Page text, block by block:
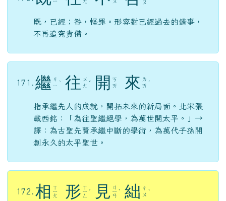
ㄡ
既，已經；咎，怪罪。形容對已經過去的錯事，
不再追究責備。
171. 繼 ㄐ
ㄧ ˋ 往 ㄨ
ㄤ ˇ 開 ㄎ
ㄞ
來 ㄌ
ㄞ ˊ
指承繼先人的成就，開拓未來的新局面。北宋張
載西銘：「為往聖繼絕學，為萬世開太平。」→
譯：為古聖先賢承繼中斷的學術，為萬代子孫開
創永久的太平聖世。
172. 相 ㄒ
ㄧ
ㄤ 形 ㄒ
ㄧ
ㄥ
ˊ 見 ㄐ
ㄧ
ㄢ
ˋ 絀 ㄔ
ㄨ ˋ